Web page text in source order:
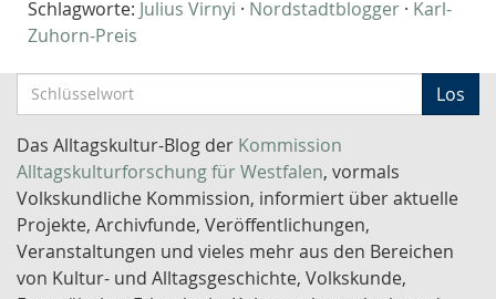
Schlagworte: Julius Virnyi · Nordstadtblogger · Karl-
Zuhorn-Preis
c
h
l
ü
s
s
e
Los
Das Alltagskultur-Blog der Kommission
Alltagskulturforschung für Westfalen, vormals
Volkskundliche Kommission, informiert über aktuelle
Projekte, Archivfunde, Veröffentlichungen,
Veranstaltungen und vieles mehr aus den Bereichen
von Kultur- und Alltagsgeschichte, Volkskunde,